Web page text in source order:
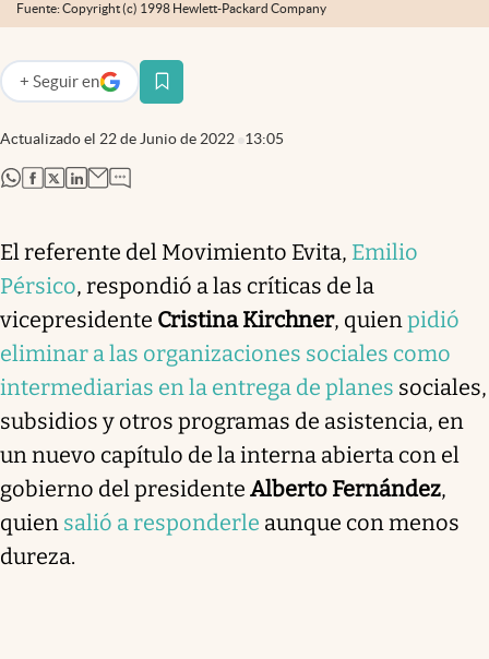
Fuente: Copyright (c) 1998 Hewlett-Packard Company
Actualizado el 22 de Junio de 2022 13:05
+ Seguir en
abre en nueva pestaña
abre en nueva pestaña
abre en nueva pestaña
abre en nueva pestaña
abre en nueva pestaña
El referente del Movimiento Evita, Emilio
Pérsico, respondió a las críticas de la
vicepresidente Cristina Kirchner, quienpidió
eliminar a las organizaciones sociales como
intermediarias en la entrega de planes sociales,
subsidios y otros programas de asistencia, en
un nuevo capítulo de la interna abierta con el
gobierno del presidente Alberto Fernández,
quien salió a responderle aunque con menos
dureza.